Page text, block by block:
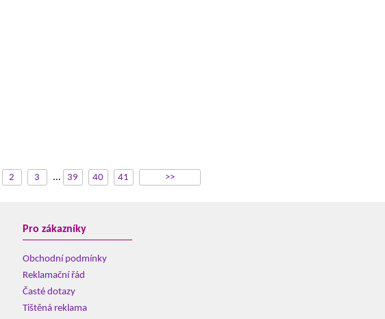
2 3 ... 39 40 41 >>
Pro zákazníky
Obchodní podmínky
Reklamační řád
Časté dotazy
Tištěná reklama